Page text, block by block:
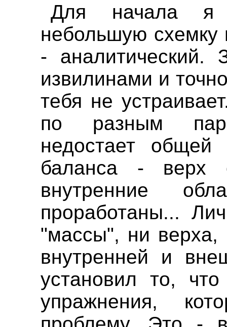
Для начала я
небольшую схемку
- аналитический.
извилинами и
тебя не
по разным
недостает
баланса - верх
внутренние
проработаны...
"массы", ни верха,
внутренней и
установил то,
упражнения,